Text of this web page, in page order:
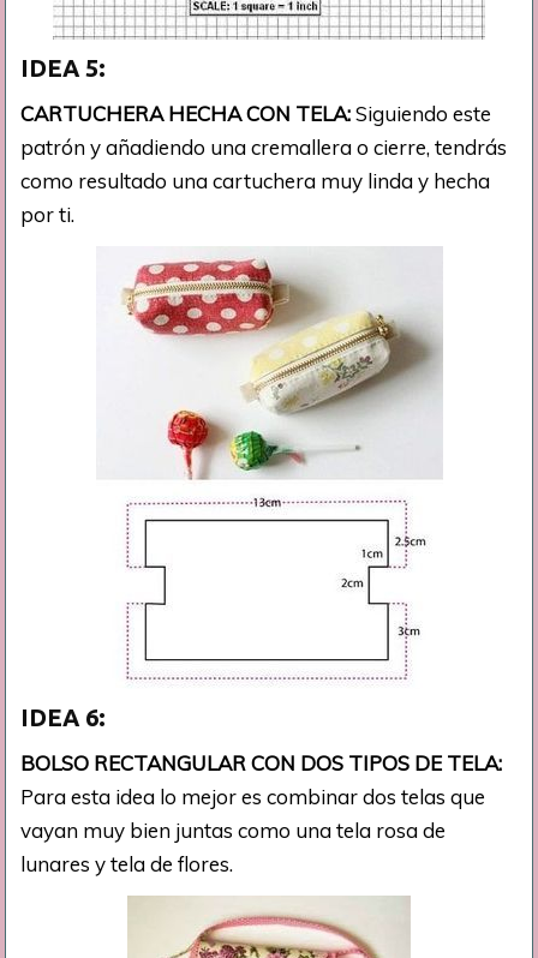
IDEA 5:
CARTUCHERA HECHA CON TELA:Siguiendo este
patrón y añadiendo una cremallera o cierre, tendrás
como resultado una cartuchera muy linda y hecha
por ti.
IDEA 6:
BOLSO RECTANGULAR CON DOS TIPOS DE TELA:
Para esta idea lo mejor es combinar dos telas que
vayan muy bien juntas como una tela rosa de
lunares y tela de flores.